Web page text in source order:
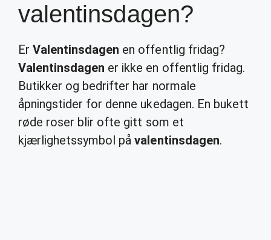
valentinsdagen?
ErValentinsdagen en offentlig fridag?
Valentinsdagen er ikke en offentlig fridag.
Butikker og bedrifter har normale
åpningstider for denne ukedagen. En bukett
røde roser blir ofte gitt som et
kjærlighetssymbol påvalentinsdagen.